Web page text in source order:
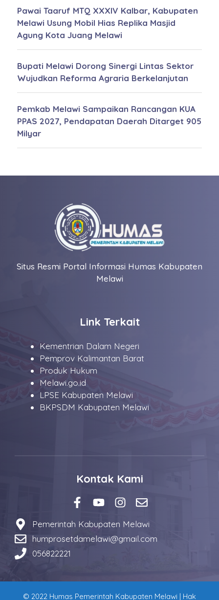
Pawai Taaruf MTQ XXXIV Kalbar, Kabupaten
Melawi Usung Mobil Hias Replika Masjid
Agung Kota Juang Melawi
Bupati Melawi Dorong Sinergi Lintas Sektor
Wujudkan Reforma Agraria Berkelanjutan
Pemkab Melawi Sampaikan Rancangan KUA
PPAS 2027, Pendapatan Daerah Ditarget 905
Milyar
Situs Resmi Portal Informasi Humas Kabupaten
Melawi
Link Terkait
Kementrian Dalam Negeri
Pemprov Kalimantan Barat
Produk Hukum
Melawi.go.id
LPSE Kabupaten Melawi
BKPSDM Kabupaten Melawi
Kontak Kami
Pemerintah Kabupaten Melawi
humprosetdamelawi@gmail.com
056822221
© 2022 Humas Pemerintah Kabupaten Melawi | Hak